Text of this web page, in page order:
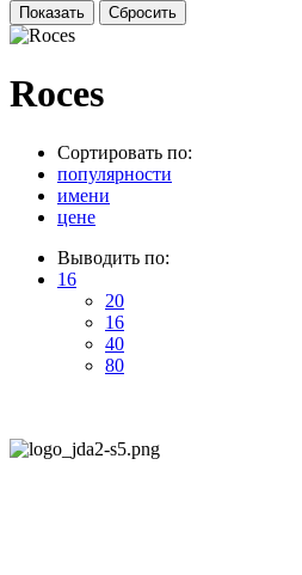
Roces
Сортировать по:
популярности
имени
цене
Выводить по:
16
20
16
40
80